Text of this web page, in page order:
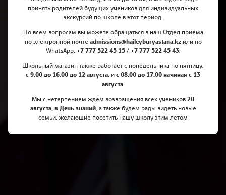
Выступления учеников
Haileybury Astana на
официальном YouTube канале
TED Talks
принять родителей будущих учеников для индивидуальных
экскурсий по школе в этот период.
По всем вопросам вы можете обращаться в наш Отдел приёма
по электронной почте admissions@haileyburyastana.kzили по
WhatsApp: +7 777 522 45 15 / +7 777 522 45 43.
Школьный магазин также работает с понедельника по пятницу:
с 9:00 до 16:00 до 12 августа, и с 08:00 до 17:00 начиная с 13
августа.
Мы с нетерпением ждём возвращения всех учеников 20
августа, в День знаний, а также будем рады видеть новые
семьи, желающие посетить нашу школу этим летом